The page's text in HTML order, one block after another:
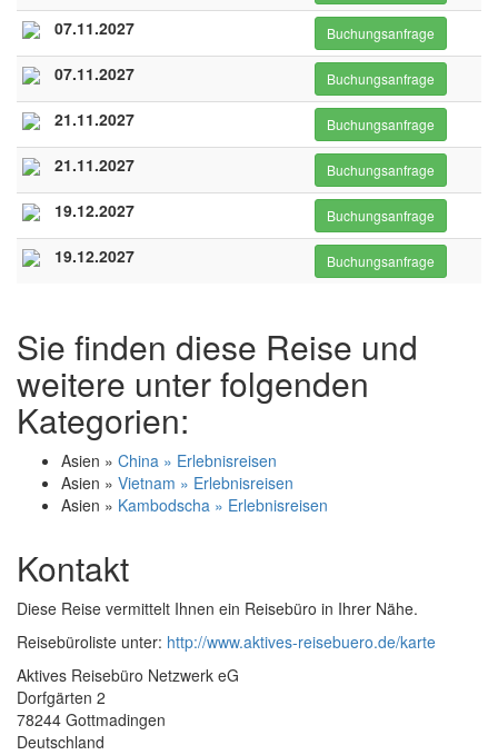
07.11.2027 Buchungsanfrage
07.11.2027 Buchungsanfrage
21.11.2027 Buchungsanfrage
21.11.2027 Buchungsanfrage
19.12.2027 Buchungsanfrage
19.12.2027 Buchungsanfrage
Sie finden diese Reise und
weitere unter folgenden
Kategorien:
Asien » China » Erlebnisreisen
Asien » Vietnam » Erlebnisreisen
Asien » Kambodscha » Erlebnisreisen
Kontakt
Diese Reise vermittelt Ihnen ein Reisebüro in Ihrer Nähe.
Reisebüroliste unter: http://www.aktives-reisebuero.de/karte
Aktives Reisebüro Netzwerk eG
Dorfgärten 2
78244 Gottmadingen
Deutschland